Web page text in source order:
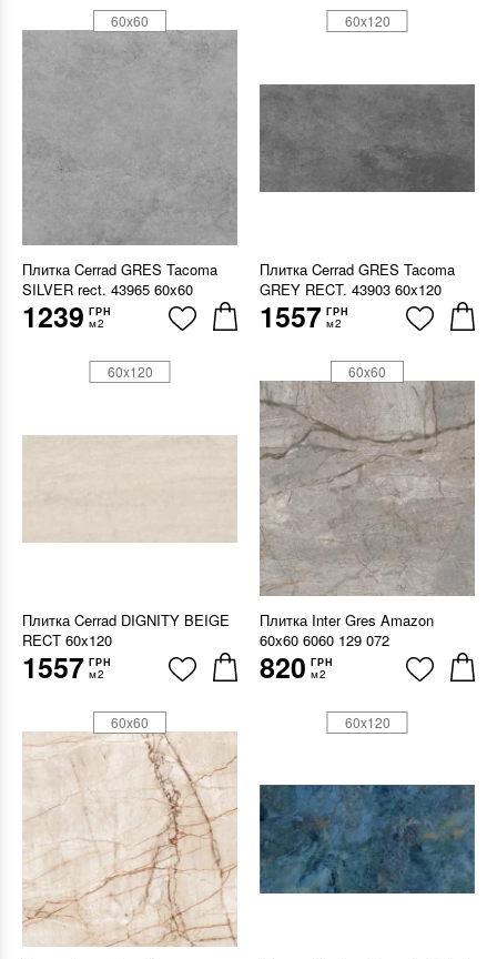
Плитка Cerrad GRES Tacoma
SILVER rect. 43965 60x60
1239 ГРН
м2
60x60
Плитка Cerrad GRES Tacoma
GREY RECT. 43903 60x120
1557 ГРН
м2
60x120
Плитка Cerrad DIGNITY BEIGE
RECT 60x120
1557 ГРН
м2
60x120
Плитка Inter Gres Amazon
60x60 6060 129 072
820 ГРН
м2
60x60
60x60 60x120